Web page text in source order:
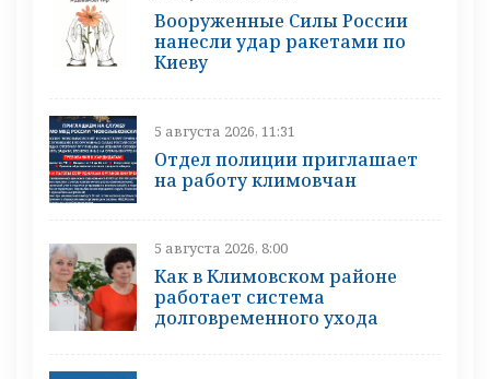
Вооруженные Силы России
нанесли удар ракетами по
Киеву
5 августа 2026, 11:31
Отдел полиции приглашает
на работу климовчан
5 августа 2026, 8:00
Как в Климовском районе
работает система
долговременного ухода